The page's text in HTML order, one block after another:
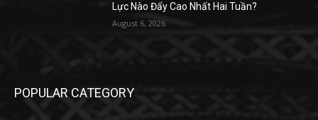
Lực Nào Đẩy Cao Nhất Hai Tuần?
August 6, 2026
POPULAR CATEGORY